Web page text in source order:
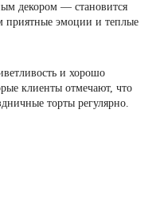
декором — становится
приятные эмоции и теплые
и хорошо
клиенты отмечают, что
торты регулярно.